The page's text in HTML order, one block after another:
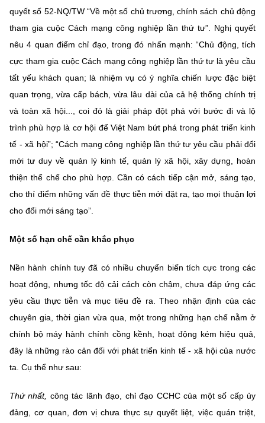
quyết số 52-NQ/TW “Về một số chủ trương, chính sách chủ động
tham gia cuộc Cách mạng công nghiệp lần thứ tư”. Nghị quyết
nêu 4 quan điểm chỉ đạo, trong đó nhấn mạnh: “Chủ động, tích
cực tham gia cuộc Cách mạng công nghiệp lần thứ tư là yêu cầu
tất yếu khách quan; là nhiệm vụ có ý nghĩa chiến lược đặc biệt
quan trọng, vừa cấp bách, vừa lâu dài của cả hệ thống chính trị
và toàn xã hội..., coi đó là giải pháp đột phá với bước đi và lộ
trình phù hợp là cơ hội để Việt Nam bứt phá trong phát triển kinh
tế - xã hội”; “Cách mạng công nghiệp lần thứ tư yêu cầu phải đổi
mới tư duy về quản lý kinh tế, quản lý xã hội, xây dựng, hoàn
thiện thể chế cho phù hợp. Cần có cách tiếp cận mở, sáng tạo,
cho thí điểm những vấn đề thực tiễn mới đặt ra, tạo mọi thuận lợi
cho đổi mới sáng tạo”.
Một số hạn chế cần khắc phục
Nền hành chính tuy đã có nhiều chuyển biến tích cực trong các
hoạt động, nhưng tốc độ cải cách còn chậm, chưa đáp ứng các
yêu cầu thực tiễn và mục tiêu đề ra. Theo nhận định của các
chuyên gia, thời gian vừa qua, một trong những hạn chế nằm ở
chính bộ máy hành chính cồng kềnh, hoạt động kém hiệu quả,
đây là những rào cản đối với phát triển kinh tế - xã hội của nước
ta. Cụ thể như sau:
Thứ nhất, công tác lãnh đạo, chỉ đạo CCHC của một số cấp ủy
đảng, cơ quan, đơn vị chưa thực sự quyết liệt, việc quán triệt,